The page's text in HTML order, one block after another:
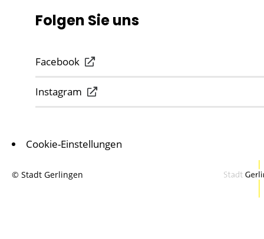
Folgen Sie uns
Facebook
Instagram
Cookie-Einstellungen
© Stadt Gerlingen